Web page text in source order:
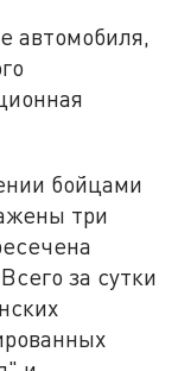
автомобиля,
бойцами
три
за сутки